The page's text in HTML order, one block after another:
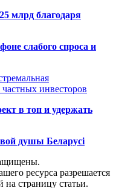
млрд благодаря
слабого спроса и
инвесторов
в топ и удержать
душы Беларусі
ресурса разрешается
на страницу статьи.